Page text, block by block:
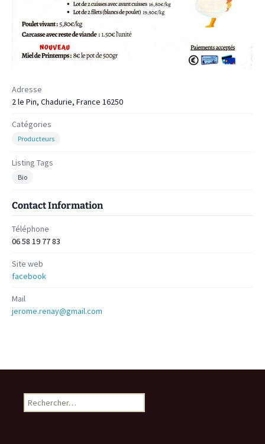
Adresse
2 le Pin, Chadurie, France 16250
Catégories
Producteurs
Listing Tags
Bio
Contact Information
Téléphone
06 58 19 77 83
Site web
facebook
Mail
jerome.renay@gmail.com
Rechercher :